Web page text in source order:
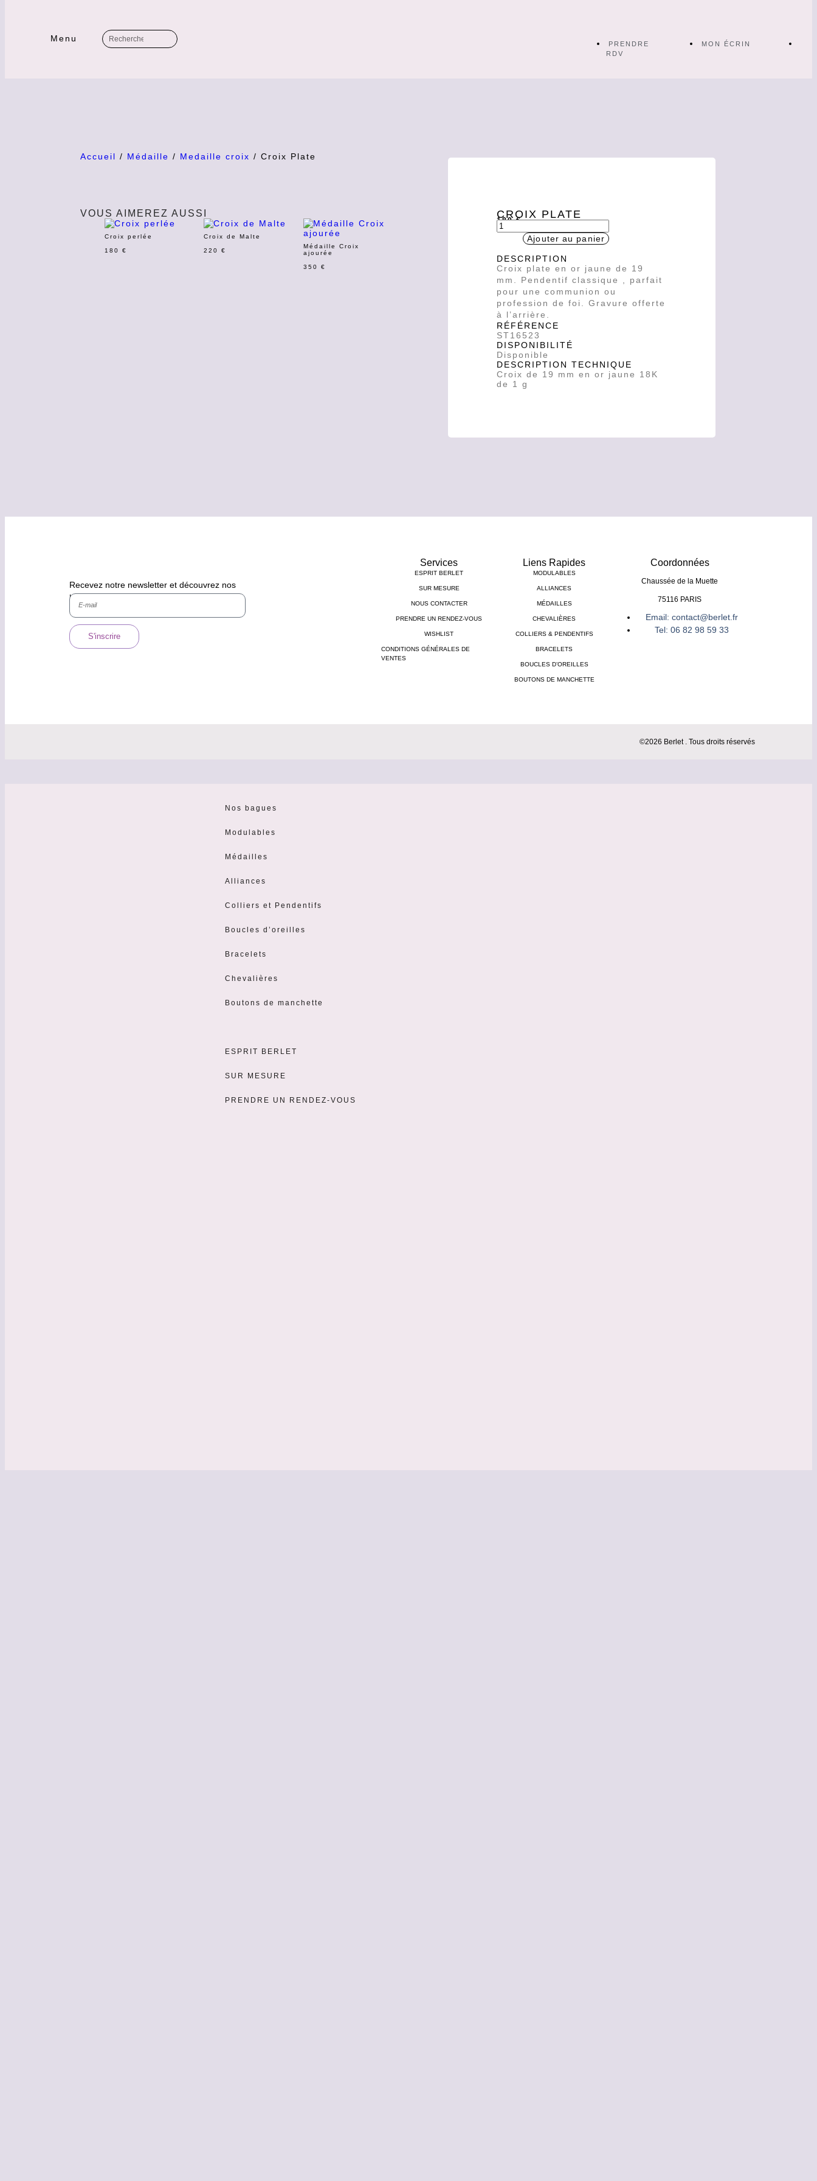
Menu
PRENDRE
RDV
MON ÉCRIN
Accueil / Médaille / Medaille croix / Croix Plate
VOUS AIMEREZ AUSSI
Croix perlée
180 €
Croix de Malte
220€
Médaille Croix
ajourée
350 €
CROIX PLATE
180€
Ajouter au panier
DESCRIPTION
Croix plate en or jaune de 19
mm. Pendentif classique , parfait
pour une communion ou
profession de foi. Gravure offerte
à l’arrière.
RÉFÉRENCE
ST16523
DISPONIBILITÉ
Disponible
DESCRIPTION TECHNIQUE
Croix de 19 mm en or jaune 18K
de 1 g
Recevez notre newsletter et découvrez nos
histoires, nos collections.
S'inscrire
Services
ESPRIT BERLET
SUR MESURE
NOUS CONTACTER
PRENDRE UN RENDEZ-VOUS
WISHLIST
CONDITIONS GÉNÉRALES DE
VENTES
Liens Rapides
MODULABLES
ALLIANCES
MÉDAILLES
CHEVALIÈRES
COLLIERS & PENDENTIFS
BRACELETS
BOUCLES D’OREILLES
BOUTONS DE MANCHETTE
Coordonnées
Chaussée de la Muette
75116 PARIS
Email: contact@berlet.fr
Tel: 06 82 98 59 33
©2026 Berlet . Tous droits réservés
Nos bagues
Modulables
Médailles
Alliances
Colliers et Pendentifs
Boucles d’oreilles
Bracelets
Chevalières
Boutons de manchette
ESPRIT BERLET
SUR MESURE
PRENDRE UN RENDEZ-VOUS